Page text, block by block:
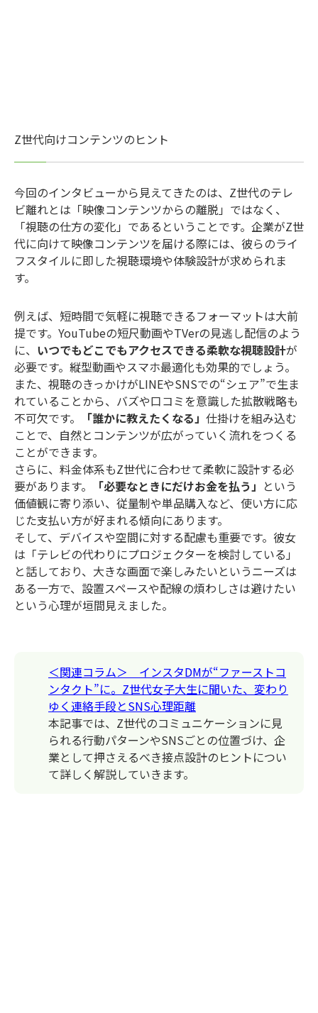
Z世代向けコンテンツのヒント
今回のインタビューから見えてきたのは、Z世代のテレ
ビ離れとは「映像コンテンツからの離脱」ではなく、
「視聴の仕方の変化」であるということです。企業がZ世
代に向けて映像コンテンツを届ける際には、彼らのライ
フスタイルに即した視聴環境や体験設計が求められま
す。
例えば、短時間で気軽に視聴できるフォーマットは大前
提です。YouTubeの短尺動画やTVerの見逃し配信のよう
に、 いつでもどこでもアクセスできる柔軟な視聴設計が
必要です。縦型動画やスマホ最適化も効果的でしょう。
また、視聴のきっかけがLINEやSNSでの“シェア”で生ま
れていることから、バズや口コミを意識した拡散戦略も
不可欠です。
「誰かに教えたくなる」 仕掛けを組み込む
ことで、自然とコンテンツが広がっていく流れをつくる
ことができます。
さらに、料金体系もZ世代に合わせて柔軟に設計する必
要があります。
「必要なときにだけお金を払う」 という
価値観に寄り添い、従量制や単品購入など、使い方に応
じた支払い方が好まれる傾向にあります。
そして、デバイスや空間に対する配慮も重要です。彼女
は「テレビの代わりにプロジェクターを検討している」
と話しており、大きな画面で楽しみたいというニーズは
ある一方で、設置スペースや配線の煩わしさは避けたい
という心理が垣間見えました。
＜関連コラム＞ インスタDMが“ファーストコ
ンタクト”に。Z世代女子大生に聞いた、変わり
ゆく連絡手段とSNS心理距離
本記事では、Z世代のコミュニケーションに見
られる行動パターンやSNSごとの位置づけ、企
業として押さえるべき接点設計のヒントについ
て詳しく解説していきます。